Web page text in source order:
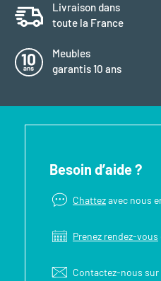
Livraison dans
toute la France
Meubles
garantis 10 ans
Besoin d’aide ?
Chattezavec nous
Prenez rendez-vous
Contactez-nous